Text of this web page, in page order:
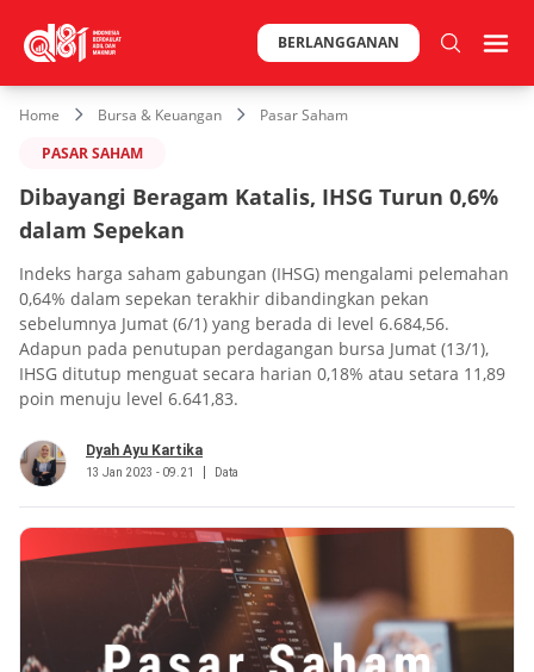
BERLANGGANAN
Home Bursa & Keuangan
Pasar Saham
PASAR SAHAM
Dibayangi Beragam Katalis, IHSG Turun 0,6%
dalam Sepekan
Indeks harga saham gabungan (IHSG) mengalami pelemahan
0,64% dalam sepekan terakhir dibandingkan pekan
sebelumnya Jumat (6/1) yang berada di level 6.684,56.
Adapun pada penutupan perdagangan bursa Jumat (13/1),
IHSG ditutup menguat secara harian 0,18% atau setara 11,89
poin menuju level 6.641,83.
Dyah Ayu Kartika
13 Jan 2023 - 09.21 Data